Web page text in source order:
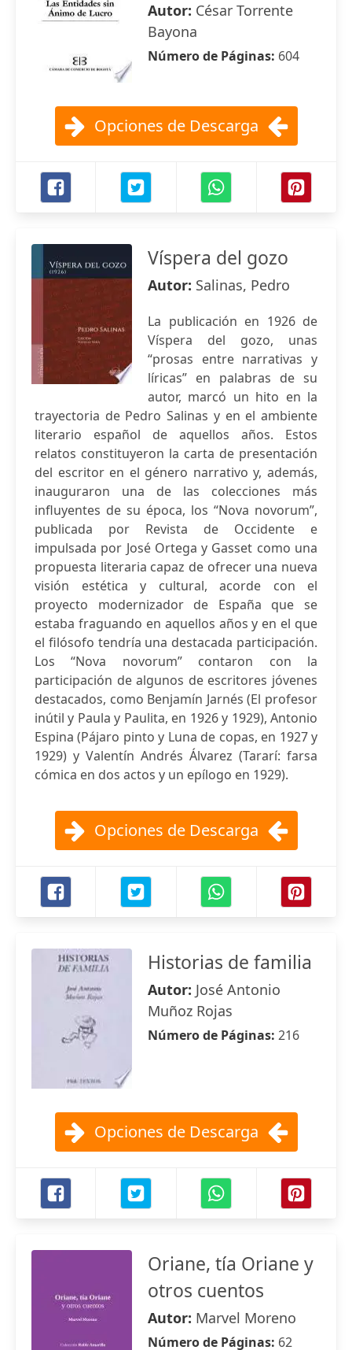
Autor: César Torrente
Bayona
Número de Páginas: 604
Opciones de Descarga
Víspera del gozo
Autor: Salinas, Pedro
La publicación en 1926 de
Víspera del gozo, unas
“prosas entre narrativas y
líricas” en palabras de su
autor, marcó un hito en la
trayectoria de Pedro Salinas y en el ambiente
literario español de aquellos años. Estos
relatos constituyeron la carta de presentación
del escritor en el género narrativo y, además,
inauguraron una de las colecciones más
influyentes de su época, los “Nova novorum”,
publicada por Revista de Occidente e
impulsada por José Ortega y Gasset como una
propuesta literaria capaz de ofrecer una nueva
visión estética y cultural, acorde con el
proyecto modernizador de España que se
estaba fraguando en aquellos años y en el que
el filósofo tendría una destacada participación.
Los “Nova novorum” contaron con la
participación de algunos de escritores jóvenes
destacados, como Benjamín Jarnés (El profesor
inútil y Paula y Paulita, en 1926 y 1929), Antonio
Espina (Pájaro pinto y Luna de copas, en 1927 y
1929) y Valentín Andrés Álvarez (Tararí: farsa
cómica en dos actos y un epílogo en 1929).
Opciones de Descarga
Historias de familia
Autor: José Antonio
Muñoz Rojas
Número de Páginas: 216
Opciones de Descarga
Oriane, tía Oriane y
otros cuentos
Autor: Marvel Moreno
Número de Páginas: 62